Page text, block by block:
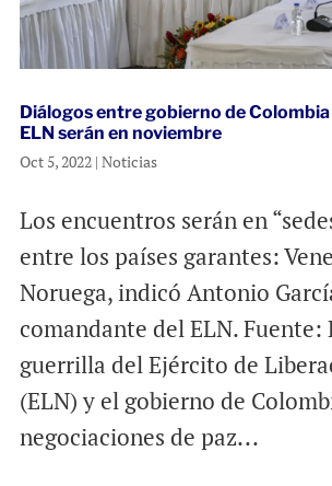
Diálogos entre gobierno de
ELN serán en noviembre
Oct 5, 2022| Noticias
Los encuentros serán en
entre los países garantes:
Noruega, indicó Antonio
comandante del ELN. Fuente:
guerrilla del Ejército de
(ELN) y el gobierno de
negociaciones de paz...